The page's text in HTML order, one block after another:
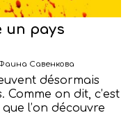
un pays
Савенкова
désormais
on dit, c’est
l’on découvre